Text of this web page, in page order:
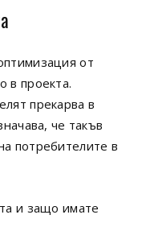
от
в проекта.
прекарва в
че такъв
потребителите в
и защо имате